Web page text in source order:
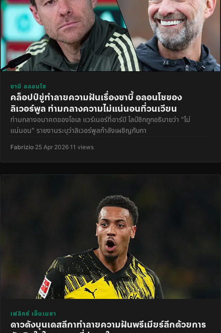
ซาบี อลอนโซ
คล็อปป์ขู่ทำลายความฝันเรื่องซาบี้ อลอนโซของ
ลิเวอร์พูล ท่ามกลางความไม่แน่นอนที่วนเวียน
ท่ามกลางอนาคตของโอเล แวร์เนอร์ที่อาร์บี ไลป์ซิกถูกอธิบายว่า "ไม่
แน่นอน" รายงานระบุว่าลิเวอร์พูลกำลังเผชิญกับกา
Fabrizio·25 Apr 2026·11 views
เฟลิกซ์ เอ็นเมชา
ดาวดังบุนเดสลีกาทำลายความฝันพรีเมียร์ลีกด้วยการ